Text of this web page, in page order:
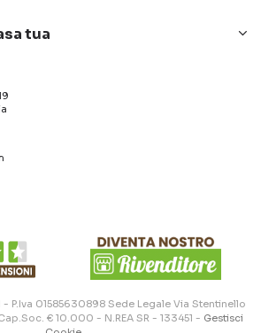
tua
P.Iva 01585630898 Sede Legale Via Stentinello
€ 10.000 - N.REA SR - 133451 - Gestisci